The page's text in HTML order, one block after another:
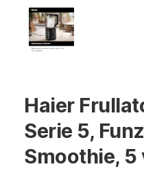
Haier
Serie 5,
Smoothie, 5